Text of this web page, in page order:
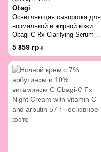
Obagi
Осветляющая сыворотка для
нормальной и жирной кожи
Obagi-C Rx Clarifying Serum
Normal to Oily Skin 30 мл
5 859 грн